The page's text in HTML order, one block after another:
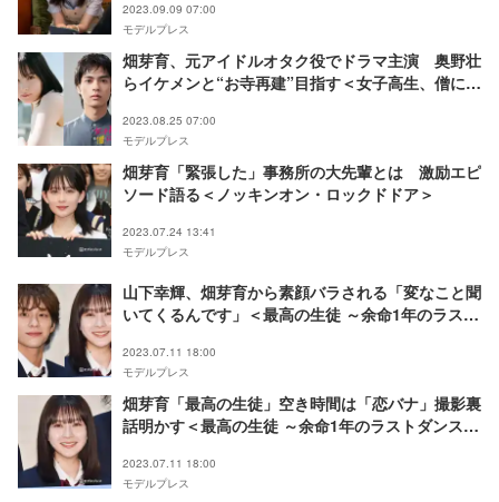
ア」独占インタビュー＞
2023.09.09 07:00
モデルプレス
畑芽育、元アイドルオタク役でドラマ主演 奥野壮
らイケメンと“お寺再建”目指す＜女子高生、僧にな
2023.08.25 07:00
モデルプレス
畑芽育「緊張した」事務所の大先輩とは 激励エピ
ソード語る＜ノッキンオン・ロックドドア＞
2023.07.24 13:41
モデルプレス
山下幸輝、畑芽育から素顔バラされる「変なこと聞
いてくるんです」＜最高の生徒 ～余命1年のラスト
2023.07.11 18:00
モデルプレス
畑芽育「最高の生徒」空き時間は「恋バナ」撮影裏
話明かす＜最高の生徒 ～余命1年のラストダンス～
2023.07.11 18:00
モデルプレス